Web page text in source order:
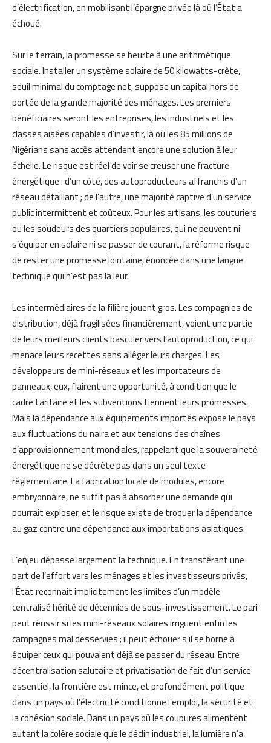
d’électrification, en mobilisant l’épargne privée là où l’État a
échoué.
Sur le terrain, la promesse se heurte à une arithmétique
sociale. Installer un système solaire de 50 kilowatts-crête,
seuil minimal du comptage net, suppose un capital hors de
portée de la grande majorité des ménages. Les premiers
bénéficiaires seront les entreprises, les industriels et les
classes aisées capables d’investir, là où les 85 millions de
Nigérians sans accès attendent encore une solution à leur
échelle. Le risque est réel de voir se creuser une fracture
énergétique : d’un côté, des autoproducteurs affranchis d’un
réseau défaillant ; de l’autre, une majorité captive d’un service
public intermittent et coûteux. Pour les artisans, les couturiers
ou les soudeurs des quartiers populaires, qui ne peuvent ni
s’équiper en solaire ni se passer de courant, la réforme risque
de rester une promesse lointaine, énoncée dans une langue
technique qui n’est pas la leur.
Les intermédiaires de la filière jouent gros. Les compagnies de
distribution, déjà fragilisées financièrement, voient une partie
de leurs meilleurs clients basculer vers l’autoproduction, ce qui
menace leurs recettes sans alléger leurs charges. Les
développeurs de mini-réseaux et les importateurs de
panneaux, eux, flairent une opportunité, à condition que le
cadre tarifaire et les subventions tiennent leurs promesses.
Mais la dépendance aux équipements importés expose le pays
aux fluctuations du naira et aux tensions des chaînes
d’approvisionnement mondiales, rappelant que la souveraineté
énergétique ne se décrète pas dans un seul texte
réglementaire. La fabrication locale de modules, encore
embryonnaire, ne suffit pas à absorber une demande qui
pourrait exploser, et le risque existe de troquer la dépendance
au gaz contre une dépendance aux importations asiatiques.
L’enjeu dépasse largement la technique. En transférant une
part de l’effort vers les ménages et les investisseurs privés,
l’État reconnaît implicitement les limites d’un modèle
centralisé hérité de décennies de sous-investissement. Le pari
peut réussir si les mini-réseaux solaires irriguent enfin les
campagnes mal desservies ; il peut échouer s’il se borne à
équiper ceux qui pouvaient déjà se passer du réseau. Entre
décentralisation salutaire et privatisation de fait d’un service
essentiel, la frontière est mince, et profondément politique
dans un pays où l’électricité conditionne l’emploi, la sécurité et
la cohésion sociale. Dans un pays où les coupures alimentent
autant la colère sociale que le déclin industriel, la lumière n’a